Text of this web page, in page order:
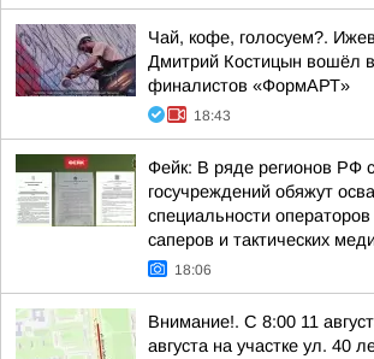
Чай, кофе, голосуем?.
Дмитрий Костицын вошёл
финалистов «ФормАРТ»
18:43
Фейк: В ряде регионов РФ
госучреждений обяжут
специальности
саперов и тактических
18:06
Внимание!. С 8:00 11
августа на участке ул. 40